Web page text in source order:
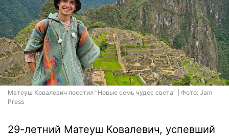
Матеуш Ковалевич посетил "Новые семь чудес света" | Фото: Jam
Press
29-летний Матеуш Ковалевич, успевший